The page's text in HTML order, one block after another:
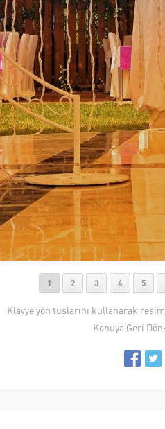
1 2 3 4 5
Klavye yön tuşlarını kullanarak
Konuya Geri Dön: